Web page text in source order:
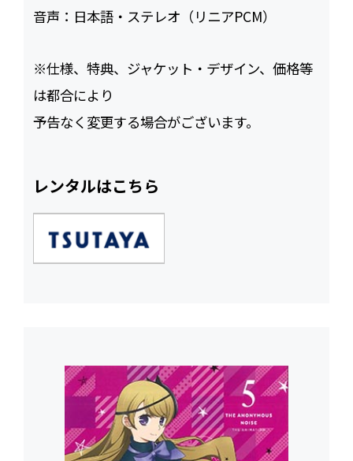
音声： 日本語・ステレオ（リニアPCM）
※仕様、特典、ジャケット・デザイン、価格等
は都合により
予告なく変更する場合がございます。
レンタルはこちら